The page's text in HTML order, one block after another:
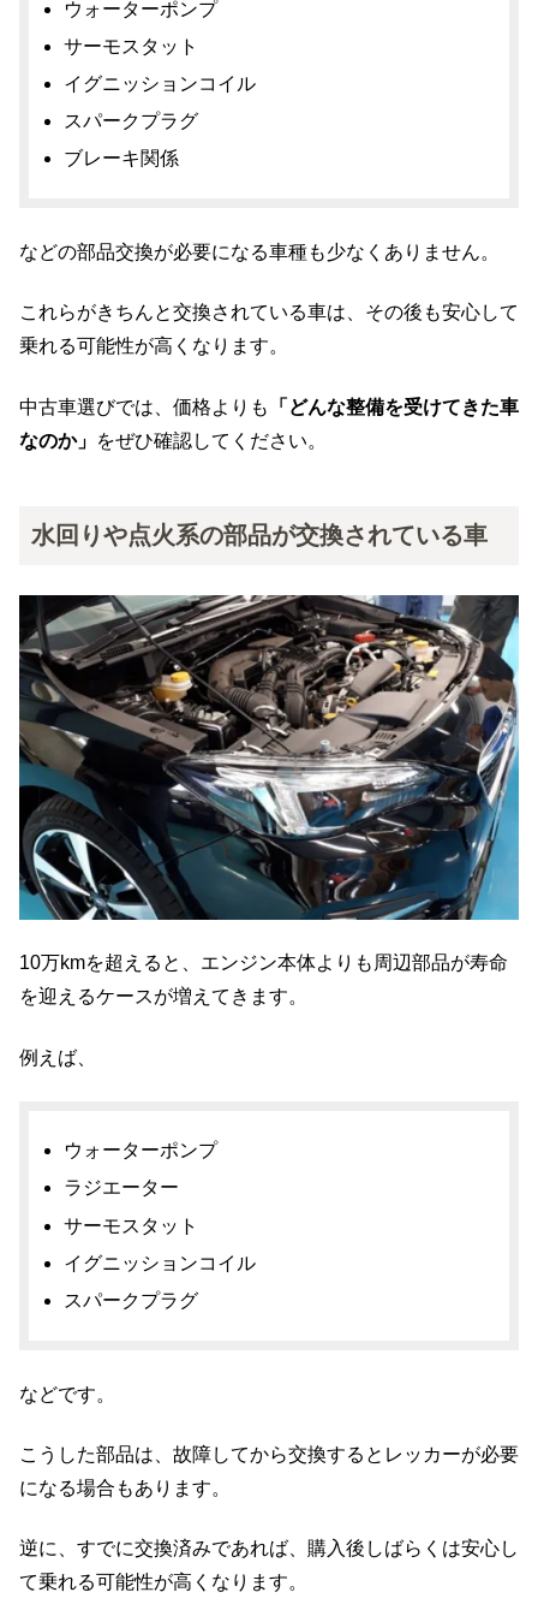
ウォーターポンプ
サーモスタット
イグニッションコイル
スパークプラグ
ブレーキ関係
などの部品交換が必要になる車種も少なくありません。
これらがきちんと交換されている車は、その後も安心して
乗れる可能性が高くなります。
中古車選びでは、価格よりも
「どんな整備を受けてきた車
なのか」 をぜひ確認してください。
水回りや点火系の部品が交換されている車
10万kmを超えると、エンジン本体よりも周辺部品が寿命
を迎えるケースが増えてきます。
例えば、
ウォーターポンプ
ラジエーター
サーモスタット
イグニッションコイル
スパークプラグ
などです。
こうした部品は、故障してから交換するとレッカーが必要
になる場合もあります。
逆に、すでに交換済みであれば、購入後しばらくは安心し
て乗れる可能性が高くなります。